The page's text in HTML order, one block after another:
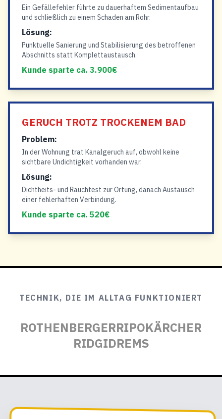
Ein Gefällefehler führte zu dauerhaftem Sedimentaufbau
und schließlich zu einem Schaden am Rohr.
Lösung:
Punktuelle Sanierung und Stabilisierung des betroffenen
Abschnitts statt Komplettaustausch.
Kunde sparte ca. 3.900€
GERUCH TROTZ TROCKENEM BAD
Problem:
In der Wohnung trat Kanalgeruch auf, obwohl keine
sichtbare Undichtigkeit vorhanden war.
Lösung:
Dichtheits- und Rauchtest zur Ortung, danach Austausch
einer fehlerhaften Verbindung.
Kunde sparte ca. 520€
TECHNIK, DIE IM ALLTAG FUNKTIONIERT
ROTHENBERGERRIPOKÄRCHER
RIDGIDREMS